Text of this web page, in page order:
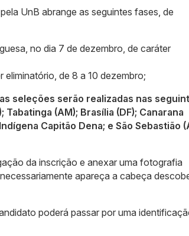
UnB abrange as seguintes fases, de
no dia 7 de dezembro, de caráter
de 8 a 10 dezembro;
seleções serão realizadas nas
(AM); Brasília (DF); Canarana
Capitão Dena; e São Sebastião
da inscrição e anexar uma fotografia
apareça a cabeça
poderá passar por uma